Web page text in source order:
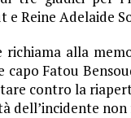
e Reine Adelaide
richiama alla
capo Fatou
contro la
dell’incidente